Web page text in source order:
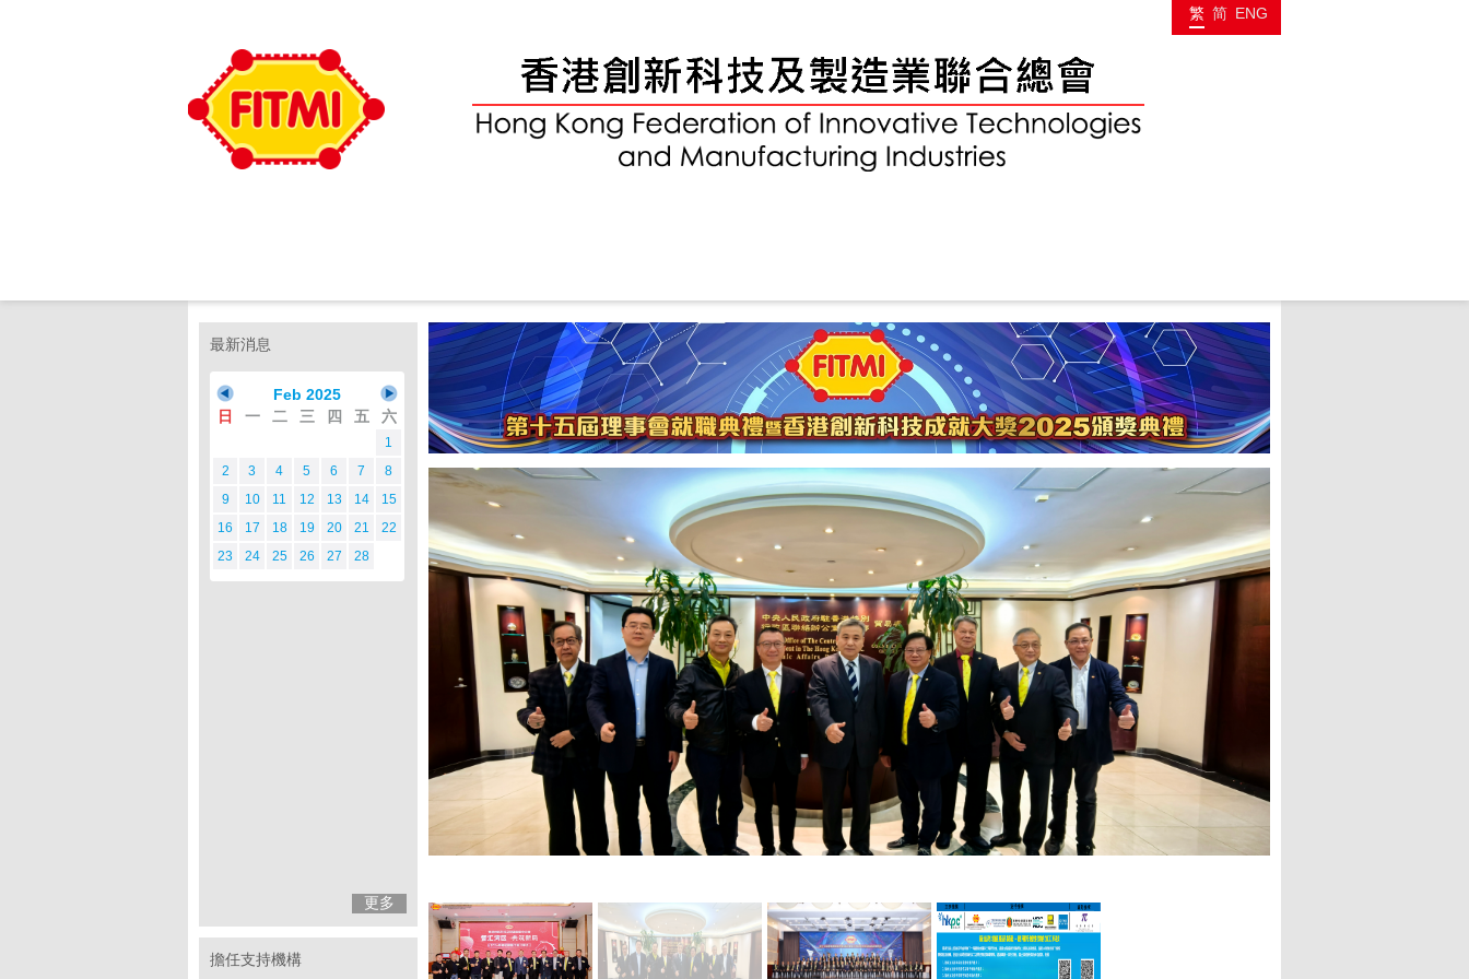
繁 简 ENG
最新消息
Feb 2025
日
一 二 三 四 五 六
1
2
3 4 5 6 7
8
9
10 11 12 13 14
15
16
17 18 19 20 21
22
23
24 25 26 27 28
更多
擔任支持機構